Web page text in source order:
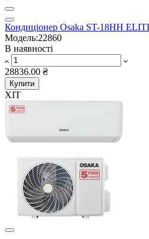
Кондиціонер Osaka ST-18HH
Модель:22860
В наявності
28836.00 ₴
Купити
ХІТ